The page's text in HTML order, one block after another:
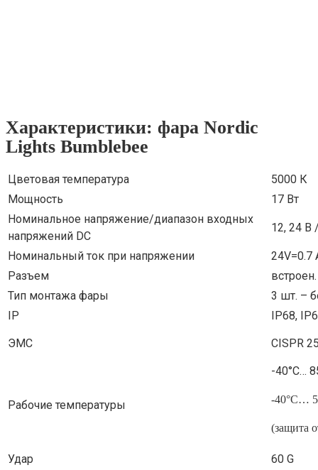
Характеристики: фара Nordic
Lights Bumblebee
Цветовая температура
5000 К
Мощность
17 Вт
Номинальное напряжение/диапазон входных
напряжений DC
12, 24 В
Номинальный ток при напряжении
24V=0.7
Разъем
Тип монтажа фары
3 шт. –
IP
IP68,
ЭМС CISPR
Рабочие температуры
-40°С…
-40°С…
(защита
Удар
60 G